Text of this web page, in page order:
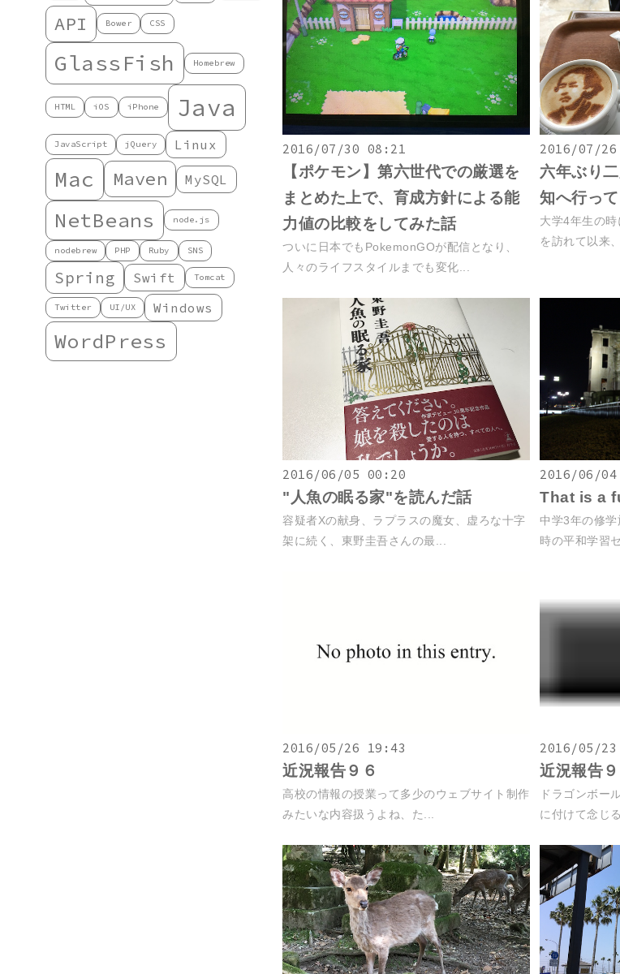
API Bower CSS
GlassFish Homebrew
HTML iOS iPhone Java
JavaScript jQuery Linux
Mac Maven MySQL
NetBeans node.js
nodebrew PHP Ruby SNS
Spring Swift Tomcat
Twitter UI/UX Windows
WordPress
2016/07/30 08:21
【ポケモン】第六世代での厳選を
まとめた上で、育成方針による能
力値の比較をしてみた話
ついに日本でもPokemonGOが配信となり、
人々のライフスタイルまでも変化...
2016/07/
六年ぶり
知へ行っ
大学4年生の
を訪れて以来
2016/06/05 00:20
"人魚の眠る家"を読んだ話
容疑者Xの献身、ラプラスの魔女、虚ろな十字
架に続く、東野圭吾さんの最...
2016/06/
That is a
中学3年の修
時の平和学習
2016/05/26 19:43
近況報告９６
高校の情報の授業って多少のウェブサイト制作
みたいな内容扱うよね、た...
2016/05/
近況報告
ドラゴンボー
に付けて念じ